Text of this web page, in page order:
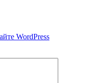
WordPress